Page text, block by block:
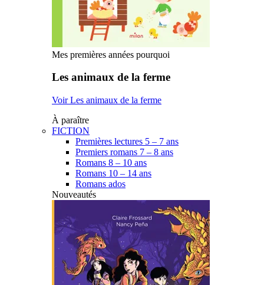
Mes premières années pourquoi
Les animaux de la ferme
Voir Les animaux de la ferme
À paraître
FICTION
Premières lectures 5 – 7 ans
Premiers romans 7 – 8 ans
Romans 8 – 10 ans
Romans 10 – 14 ans
Romans ados
Nouveautés